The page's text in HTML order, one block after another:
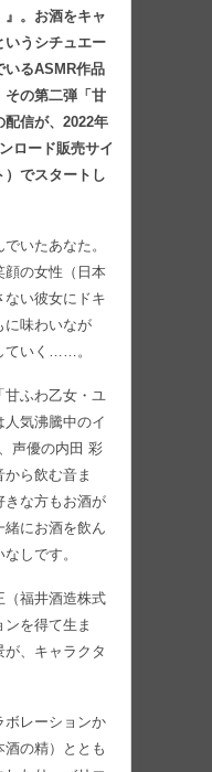
』。お酒をキャ
いうシチュエー
いるASMR作品
その第二弾「甘
配信が、2022年
ロード販売サイ
）でスタートし
いたあなた。
顔の女性（日本
い彼女にドキ
に味わいなが
ていく……。
甘ふわ乙女・ユ
人気沸騰中のイ
声優の内田 彩
ら飲む音ま
きな方もお酒が
緒にお酒を飲ん
しです。
（福井酒造株式
を得て生ま
、キャラクタ
ボレーションか
酒の精）ととも